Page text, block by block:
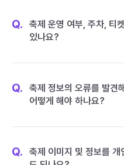
Q.
축제 운영 여부, 주차, 티
있나요?
Q.
축제 정보의 오류를 발견
어떻게 해야 하나요?
Q.
축제 이미지 및 정보를 개